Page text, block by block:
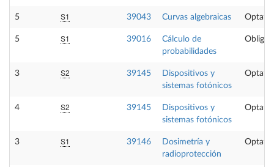
5 S1 39043 Curvas algebraicas
5 S1 39016
Cálculo de
probabilidades
3 S2 39145
Dispositivos y
sistemas fotónicos
4 S2 39145
Dispositivos y
sistemas fotónicos
3 S1 39146
Dosimetría y
radioprotección